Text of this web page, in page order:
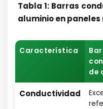
Tabla 1: Barras
aluminio en paneles
Característica
de
Conductividad